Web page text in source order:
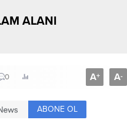
ALANI
0 A+ A-
ABONE OL